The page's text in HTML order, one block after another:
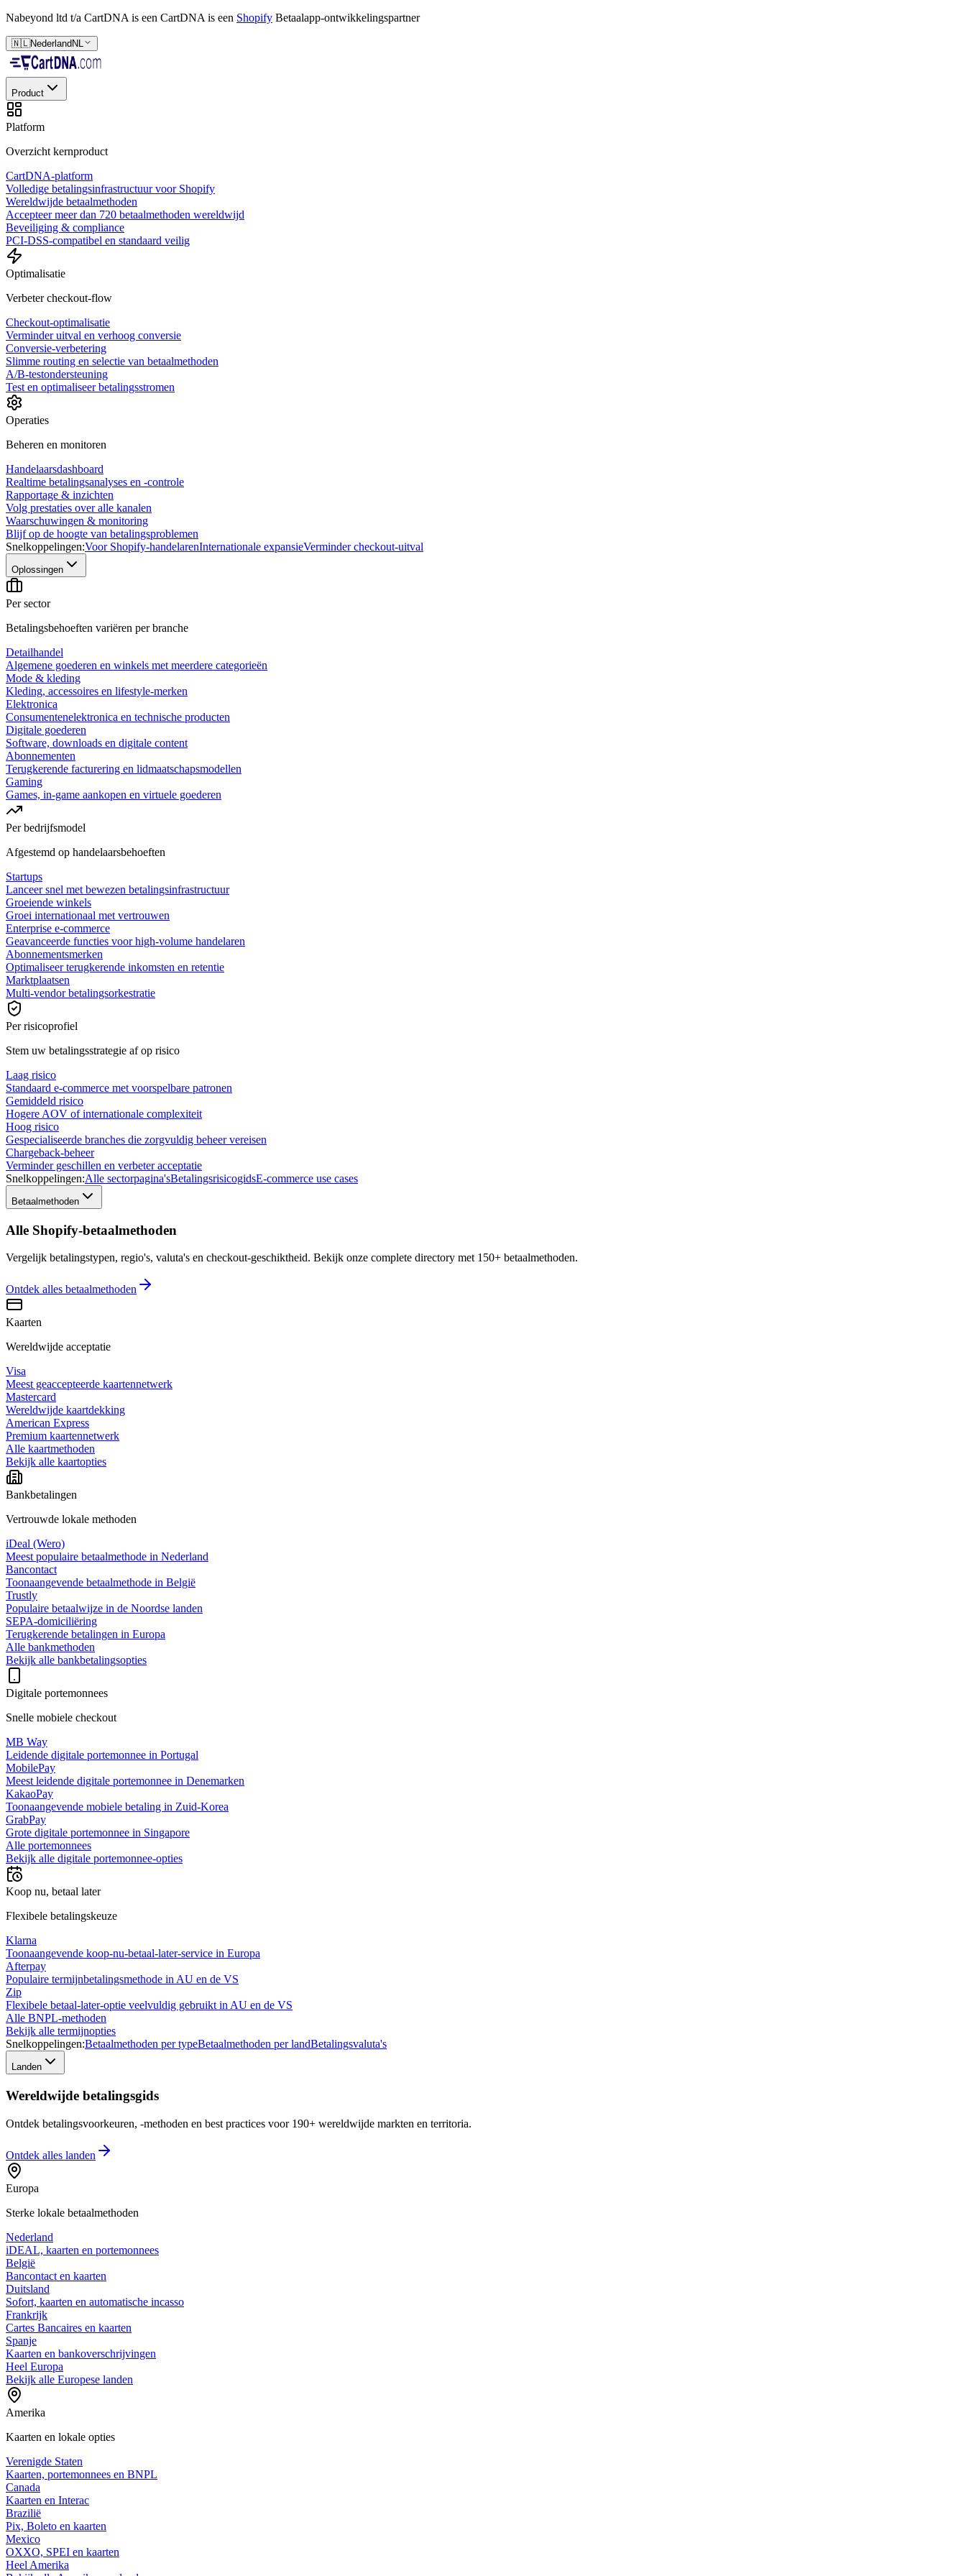
Nabeyond ltd t/a CartDNA is een CartDNA is een Shopify Betaalapp-ontwikkelingspartner
🇳🇱Nederland NL
Product
Platform
Overzicht kernproduct
CartDNA-platform
Volledige betalingsinfrastructuur voor Shopify
Wereldwijde betaalmethoden
Accepteer meer dan 720 betaalmethoden wereldwijd
Beveiliging & compliance
PCI-DSS-compatibel en standaard veilig
Optimalisatie
Verbeter checkout-flow
Checkout-optimalisatie
Verminder uitval en verhoog conversie
Conversie-verbetering
Slimme routing en selectie van betaalmethoden
A/B-testondersteuning
Test en optimaliseer betalingsstromen
Operaties
Beheren en monitoren
Handelaarsdashboard
Realtime betalingsanalyses en -controle
Rapportage & inzichten
Volg prestaties over alle kanalen
Waarschuwingen & monitoring
Blijf op de hoogte van betalingsproblemen
Snelkoppelingen:Voor Shopify-handelarenInternationale expansieVerminder checkout-uitval
Oplossingen
Per sector
Betalingsbehoeften variëren per branche
Detailhandel
Algemene goederen en winkels met meerdere categorieën
Mode & kleding
Kleding, accessoires en lifestyle-merken
Elektronica
Consumentenelektronica en technische producten
Digitale goederen
Software, downloads en digitale content
Abonnementen
Terugkerende facturering en lidmaatschapsmodellen
Gaming
Games, in-game aankopen en virtuele goederen
Per bedrijfsmodel
Afgestemd op handelaarsbehoeften
Startups
Lanceer snel met bewezen betalingsinfrastructuur
Groeiende winkels
Groei internationaal met vertrouwen
Enterprise e-commerce
Geavanceerde functies voor high-volume handelaren
Abonnementsmerken
Optimaliseer terugkerende inkomsten en retentie
Marktplaatsen
Multi-vendor betalingsorkestratie
Per risicoprofiel
Stem uw betalingsstrategie af op risico
Laag risico
Standaard e-commerce met voorspelbare patronen
Gemiddeld risico
Hogere AOV of internationale complexiteit
Hoog risico
Gespecialiseerde branches die zorgvuldig beheer vereisen
Chargeback-beheer
Verminder geschillen en verbeter acceptatie
Snelkoppelingen:Alle sectorpagina'sBetalingsrisicogidsE-commerce use cases
Betaalmethoden
Alle Shopify-betaalmethoden
Vergelijk betalingstypen, regio's, valuta's en checkout-geschiktheid. Bekijk onze complete directory met 150+ betaalmethoden.
Ontdek alles betaalmethoden
Kaarten
Wereldwijde acceptatie
Visa
Meest geaccepteerde kaartennetwerk
Mastercard
Wereldwijde kaartdekking
American Express
Premium kaartennetwerk
Alle kaartmethoden
Bekijk alle kaartopties
Bankbetalingen
Vertrouwde lokale methoden
iDeal (Wero)
Meest populaire betaalmethode in Nederland
Bancontact
Toonaangevende betaalmethode in België
Trustly
Populaire betaalwijze in de Noordse landen
SEPA-domiciliëring
Terugkerende betalingen in Europa
Alle bankmethoden
Bekijk alle bankbetalingsopties
Digitale portemonnees
Snelle mobiele checkout
MB Way
Leidende digitale portemonnee in Portugal
MobilePay
Meest leidende digitale portemonnee in Denemarken
KakaoPay
Toonaangevende mobiele betaling in Zuid-Korea
GrabPay
Grote digitale portemonnee in Singapore
Alle portemonnees
Bekijk alle digitale portemonnee-opties
Koop nu, betaal later
Flexibele betalingskeuze
Klarna
Toonaangevende koop-nu-betaal-later-service in Europa
Afterpay
Populaire termijnbetalingsmethode in AU en de VS
Zip
Flexibele betaal-later-optie veelvuldig gebruikt in AU en de VS
Alle BNPL-methoden
Bekijk alle termijnopties
Snelkoppelingen:Betaalmethoden per typeBetaalmethoden per landBetalingsvaluta's
Landen
Wereldwijde betalingsgids
Ontdek betalingsvoorkeuren, -methoden en best practices voor 190+ wereldwijde markten en territoria.
Ontdek alles landen
Europa
Sterke lokale betaalmethoden
Nederland
iDEAL, kaarten en portemonnees
België
Bancontact en kaarten
Duitsland
Sofort, kaarten en automatische incasso
Frankrijk
Cartes Bancaires en kaarten
Spanje
Kaarten en bankoverschrijvingen
Heel Europa
Bekijk alle Europese landen
Amerika
Kaarten en lokale opties
Verenigde Staten
Kaarten, portemonnees en BNPL
Canada
Kaarten en Interac
Brazilië
Pix, Boleto en kaarten
Mexico
OXXO, SPEI en kaarten
Heel Amerika